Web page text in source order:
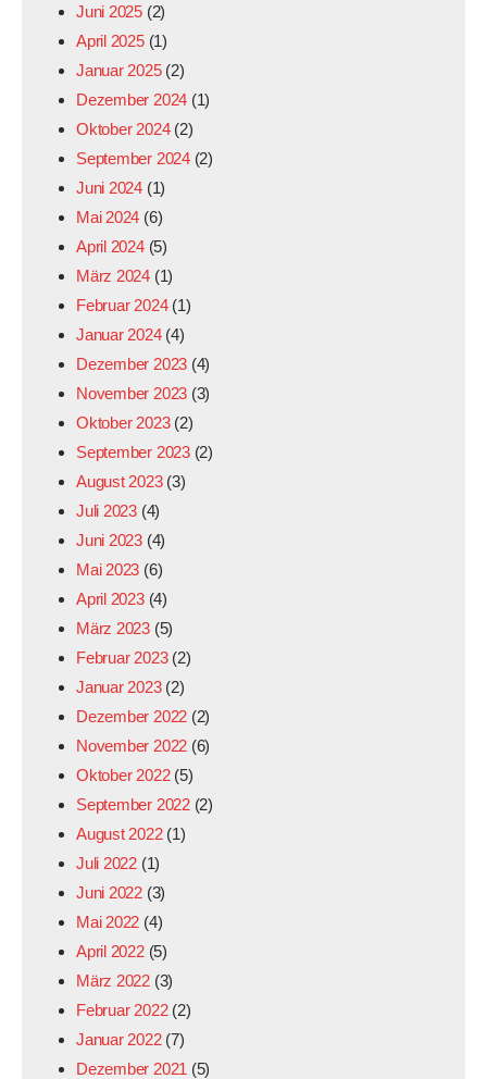
Juni 2025(2)
April 2025(1)
Januar 2025(2)
Dezember 2024 (1)
Oktober 2024(2)
September 2024(2)
Juni 2024(1)
Mai 2024 (6)
April 2024(5)
März 2024(1)
Februar 2024(1)
Januar 2024(4)
Dezember 2023 (4)
November 2023 (3)
Oktober 2023(2)
September 2023(2)
August 2023(3)
Juli 2023(4)
Juni 2023(4)
Mai 2023 (6)
April 2023(4)
März 2023(5)
Februar 2023(2)
Januar 2023(2)
Dezember 2022 (2)
November 2022 (6)
Oktober 2022(5)
September 2022(2)
August 2022(1)
Juli 2022(1)
Juni 2022(3)
Mai 2022 (4)
April 2022(5)
März 2022(3)
Februar 2022(2)
Januar 2022(7)
Dezember 2021 (5)